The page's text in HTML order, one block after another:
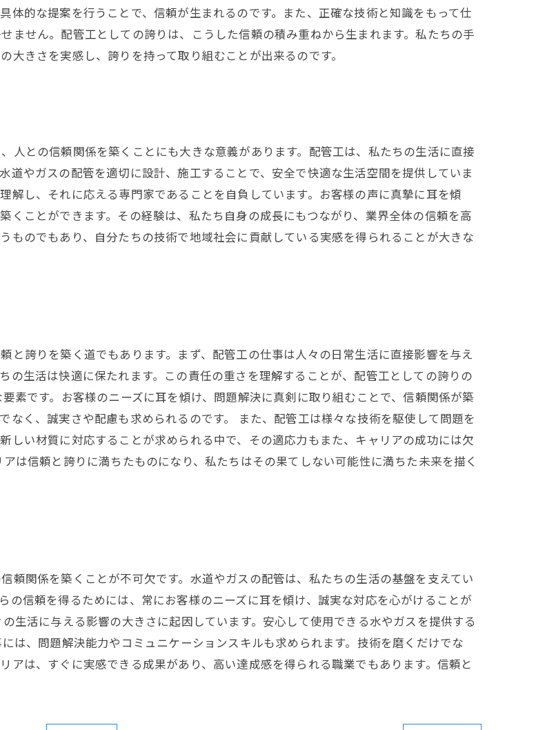
体的な提案を行うことで、信頼が生まれるのです。また、正確な技術と知識をもって仕
ません。配管工としての誇りは、こうした信頼の積み重ねから生まれます。私たちの手
きさを実感し、誇りを持って取り組むことが出来るのです。
人との信頼関係を築くことにも大きな意義があります。配管工は、私たちの生活に直接
道やガスの配管を適切に設計、施工することで、安全で快適な生活空間を提供していま
解し、それに応える専門家であることを自負しています。お客様の声に真摯に耳を傾
くことができます。その経験は、私たち自身の成長にもつながり、業界全体の信頼を高
ものでもあり、自分たちの技術で地域社会に貢献している実感を得られることが大きな
と誇りを築く道でもあります。まず、配管工の仕事は人々の日常生活に直接影響を与え
の生活は快適に保たれます。この責任の重さを理解することが、配管工としての誇りの
素です。お客様のニーズに耳を傾け、問題解決に真剣に取り組むことで、信頼関係が築
なく、誠実さや配慮も求められるのです。 また、配管工は様々な技術を駆使して問題を
しい材質に対応することが求められる中で、その適応力もまた、キャリアの成功には欠
は信頼と誇りに満ちたものになり、私たちはその果てしない可能性に満ちた未来を描く
頼関係を築くことが不可欠です。水道やガスの配管は、私たちの生活の基盤を支えてい
の信頼を得るためには、常にお客様のニーズに耳を傾け、誠実な対応を心がけることが
生活に与える影響の大きさに起因しています。安心して使用できる水やガスを提供する
は、問題解決能力やコミュニケーションスキルも求められます。技術を磨くだけでな
アは、すぐに実感できる成果があり、高い達成感を得られる職業でもあります。信頼と